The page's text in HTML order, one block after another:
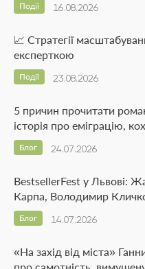
16.08.2026
Події
📈 Стратегії
експерткою
23.08.2026
Події
5 причин прочитати
історія про еміграцію,
24.07.2026
Блог
BestsellerFest у Львові:
Карпа, Володимир Кличко
14.07.2026
Блог
«На захід від міста»